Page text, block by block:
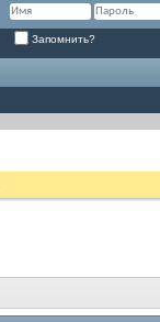
Запомнить?